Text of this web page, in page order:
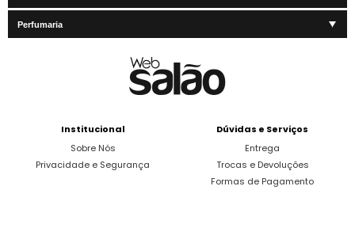
Perfumaria
Institucional
Sobre Nós
Privacidade e Segurança
Dúvidas e Serviços
Entrega
Trocas e Devoluções
Formas de Pagamento